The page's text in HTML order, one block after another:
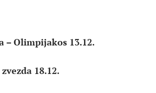
– Olimpijakos 13.12.
18.12.